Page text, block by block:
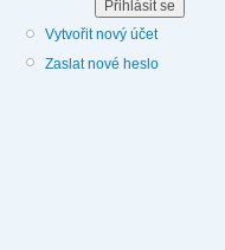
Vytvořit nový účet
Zaslat nové heslo